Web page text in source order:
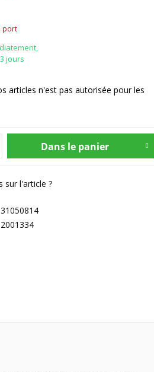
port
jours
articles n'est pas autorisée pour les
Dans le panier
sur l'article ?
31050814
2001334